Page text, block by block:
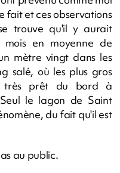
fait et ces observations
trouve qu'il y aurait
en moyenne de
mètre vingt dans les
salé, où les plus gros
très prêt du bord à
le lagon de Saint
du fait qu'il est
au public.